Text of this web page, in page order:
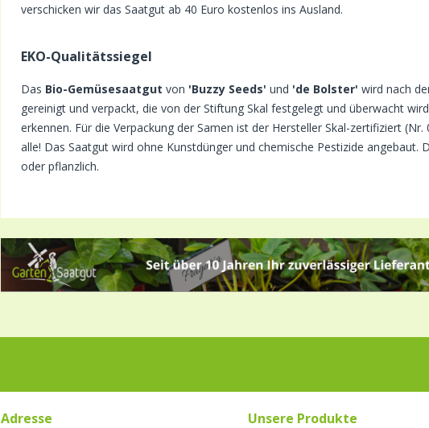
verschicken wir das Saatgut ab 40 Euro kostenlos ins Ausland.
EKO-Qualitätssiegel
Das Bio-Gemüsesaatgut von 'Buzzy Seeds' und 'de Bolster' wird nach
gereinigt und verpackt, die von der Stiftung Skal festgelegt und überwacht
erkennen. Für die Verpackung der Samen ist der Hersteller Skal-zertifiziert
alle! Das Saatgut wird ohne Kunstdünger und chemische Pestizide angebaut.
oder pflanzlich.
Adresse Unsere Produkte